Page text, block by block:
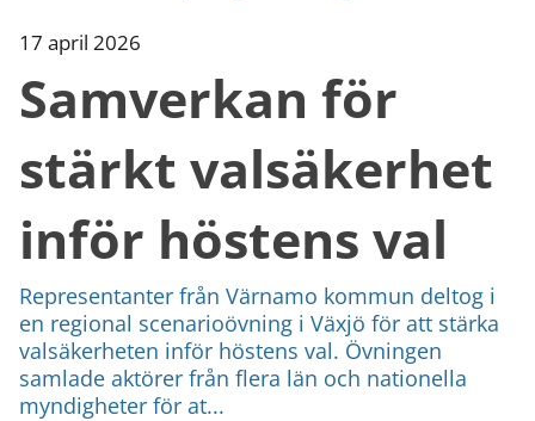
17 april 2026
Samverkan för
stärkt valsäkerhet
inför höstens val
Representanter från Värnamo kommun deltog i
en regional scenarioövning i Växjö för att stärka
valsäkerheten inför höstens val. Övningen
samlade aktörer från flera län och nationella
myndigheter för at...